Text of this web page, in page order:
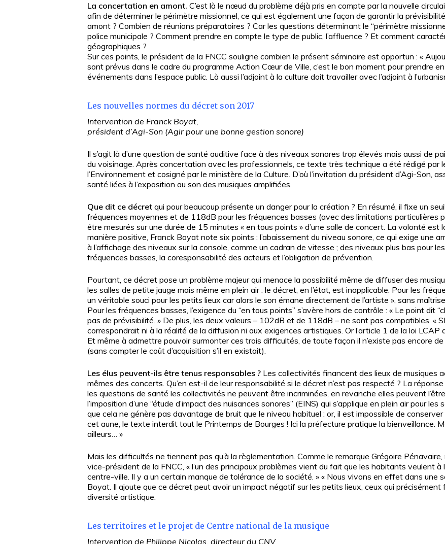
La concertation en amont. C’est là le nœud du problème déjà pris en compte par la nouvelle
afin de déterminer le périmètre missionnel, ce qui est également une façon de garantir la
amont ? Combien de réunions préparatoires ? Car les questions déterminant le “périmètre
police municipale ? Comment prendre en compte le type de public, l’affluence ? Et comment
géographiques ?
Sur ces points, le président de la FNCC souligne combien le présent séminaire est opportun : «
sont prévus dans le cadre du programme Action Cœur de Ville, c’est le bon moment pour prendre
événements dans l’espace public. Là aussi l’adjoint à la culture doit travailler avec l’adjoint à
Les nouvelles normes du décret son 2017
Intervention de Franck Boyat,
président d’Agi-Son (Agir pour une bonne gestion sonore)
Il s’agit là d’une question de santé auditive face à des niveaux sonores trop élevés mais aussi de
du voisinage. Après concertation avec les professionnels, ce texte très technique a été rédigé par
l’Environnement et cosigné par le ministère de la Culture. D’où l’invitation du président d’Agi-Son,
santé liées à l’exposition au son des musiques amplifiées.
Que dit ce décret qui pour beaucoup présente un danger pour la création ? En résumé, il fixe un
fréquences moyennes et de 118dB pour les fréquences basses (avec des limitations particulières
être mesurés sur une durée de 15 minutes « en tous points » d’une salle de concert. La volonté
manière positive, Franck Boyat note six points : l’abaissement du niveau sonore, ce qui exige une
à l’affichage des niveaux sur la console, comme un cadran de vitesse ; des niveaux plus bas pour
fréquences basses, la coresponsabilité des acteurs et l’obligation de prévention.
Pourtant, ce décret pose un problème majeur qui menace la possibilité même de diffuser des
les salles de petite jauge mais même en plein air : le décret, en l’état, est inapplicable. Pour les
un véritable souci pour les petits lieux car alors le son émane directement de l’artiste », sans
Pour les fréquences basses, l’exigence du “en tous points” s’avère hors de contrôle : « Le point dit
pas de prévisibilité. » De plus, les deux valeurs – 102dB et de 118dB – ne sont pas compatibles. «
correspondrait ni à la réalité de la diffusion ni aux exigences artistiques. Or l’article 1 de la loi LCAP
Et même à admettre pouvoir surmonter ces trois difficultés, de toute façon il n’existe pas encore
(sans compter le coût d’acquisition s’il en existait).
Les élus peuvent-ils être tenus responsables ? Les collectivités financent des lieux de musiques
mêmes des concerts. Qu’en est-il de leur responsabilité si le décret n’est pas respecté ? La
les questions de santé les collectivités ne peuvent être incriminées, en revanche elles peuvent
l’imposition d’une “étude d’impact des nuisances sonores” (EINS) qui s’applique en plein air pour
que cela ne génère pas davantage de bruit que le niveau habituel : or, il est impossible de
cet aune, le texte interdit tout le Printemps de Bourges ! Ici la préfecture pratique la bienveillance.
ailleurs… »
Mais les difficultés ne tiennent pas qu’à la règlementation. Comme le remarque Grégoire
vice-président de la FNCC, « l’un des principaux problèmes vient du fait que les habitants veulent
centre-ville. Il y a un certain manque de tolérance de la société. » « Nous vivons en effet dans une
Boyat. Il ajoute que ce décret peut avoir un impact négatif sur les petits lieux, ceux qui
diversité artistique.
Les territoires et le projet de Centre national de la musique
Intervention de Philippe Nicolas, directeur du CNV